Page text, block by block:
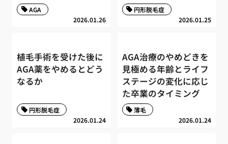
2026.01.26
AGA
2026.01.25
円形脱毛症
植毛手術を受けた後に
AGA薬をやめるとどう
なるか
2026.01.24
円形脱毛症
AGA治療のやめどきを
見極める年齢とライフ
ステージの変化に応じ
た卒業のタイミング
2026.01.24
薄毛